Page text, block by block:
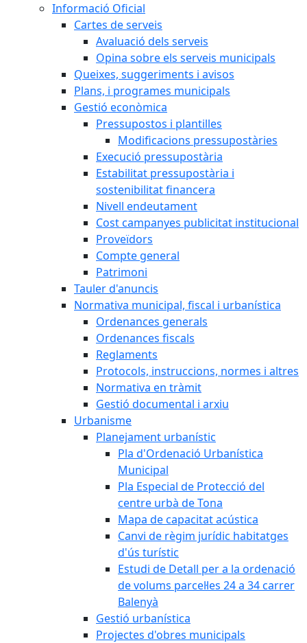
Informació Oficial
Cartes de serveis
Avaluació dels serveis
Opina sobre els serveis municipals
Queixes, suggeriments i avisos
Plans, i programes municipals
Gestió econòmica
Pressupostos i plantilles
Modificacions pressupostàries
Execució pressupostària
Estabilitat pressupostària i
sostenibilitat financera
Nivell endeutament
Cost campanyes publicitat institucional
Proveïdors
Compte general
Patrimoni
Tauler d'anuncis
Normativa municipal, fiscal i urbanística
Ordenances generals
Ordenances fiscals
Reglaments
Protocols, instruccions, normes i altres
Normativa en tràmit
Gestió documental i arxiu
Urbanisme
Planejament urbanístic
Pla d'Ordenació Urbanística
Municipal
Pla Especial de Protecció del
centre urbà de Tona
Mapa de capacitat acústica
Canvi de règim jurídic habitatges
d'ús turístic
Estudi de Detall per a la ordenació
de volums parcel·les 24 a 34 carrer
Balenyà
Gestió urbanística
Projectes d'obres municipals